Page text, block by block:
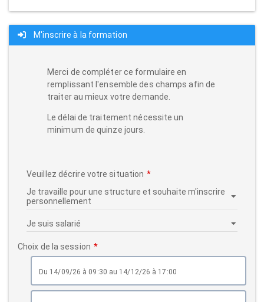
M'inscrire à la formation
Merci de compléter ce formulaire en
remplissant l'ensemble des champs afin de
traiter au mieux votre demande.
Le délai de traitement nécessite un
minimum de quinze jours.
Veuillez décrire votre situation
Choix de la session
du 14/09/26 à 09:30 au 14/12/26 à 17:00